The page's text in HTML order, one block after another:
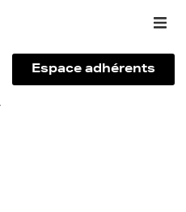
Espace adhérents